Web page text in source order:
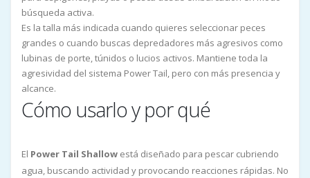
búsqueda activa.
Es la talla más indicada cuando quieres seleccionar peces
grandes o cuando buscas depredadores más agresivos como
lubinas de porte, túnidos o lucios activos. Mantiene toda la
agresividad del sistema Power Tail, pero con más presencia y
alcance.
Cómo usarlo y por qué
El Power Tail Shallow está diseñado para pescar cubriendo
agua, buscando actividad y provocando reacciones rápidas. No